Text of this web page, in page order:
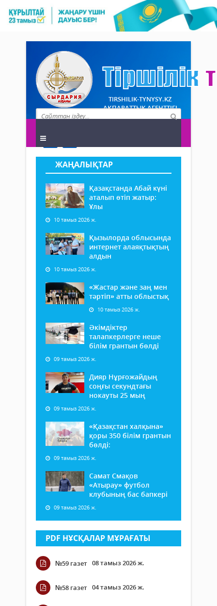
TIRSHILIK-TYNYSY.KZ
АҚПАРАТТЫҚ АГЕНТТІГІ
ЖАҢАЛЫҚТАР
Қазақстанда Абай күні
аталып өтіп жатыр:
Ұлы
10 тамыз 2026 ж.
Қызылорда облысында
интернет алаяқтықтың
алдын
10 тамыз 2026 ж.
«Жастар және заң мен
тәртіп» атты облыстық
10 тамыз 2026 ж.
Әкімдіктер
талапкерлерге неше
білім грантын бөлді
09 тамыз 2026 ж.
Дияр Нұрғожайдың
соңғы секундтағы
нокауты 25 мың
09 тамыз 2026 ж.
«Қазақстан халқына»
қоры 350 білім грантын
бөлді:
09 тамыз 2026 ж.
Самат Смақов
«Атырау» футбол
клубының бас бапкері
09 тамыз 2026 ж.
PDF НҰСҚАЛАР МҰРАҒАТЫ
№59 газет 08 тамыз 2026 ж.
№58 газет 04 тамыз 2026 ж.